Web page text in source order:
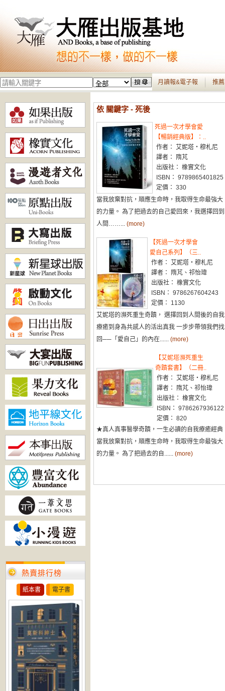
月讀報&電子報 推
熱賣排行榜
紙本書 電子書
依 關鍵字 - 死後
死過一次才學會愛
【暢銷經典版】：..
作者： 艾妮塔・穆札尼
譯者： 隋芃
出版社： 橡實文化
ISBN： 9789865401825
定價： 330
當我放棄對抗，順應生命時，我取得生命最強大
的力量。 為了把過去的自己愛回來，我選擇回到
人間……... (more)
【死過一次才學會
愛自己系列】（三..
作者： 艾妮塔・穆札尼
譯者： 隋芃、祁怡瑋
出版社： 橡實文化
ISBN： 9786267604243
定價： 1130
艾妮塔的瀕死重生奇蹟， 選擇回到人間後的自我
療癒到身為共感人的活出真我 一步步帶領我們找
回──「愛自己」的內在...... (more)
【艾妮塔瀕死重生
奇蹟套書】（二冊..
作者： 艾妮塔・穆札尼
譯者： 隋芃、祁怡瑋
出版社： 橡實文化
ISBN： 9786267936122
定價： 820
★真人真事醫學奇蹟，一生必讀的自我療癒經典
當我放棄對抗，順應生命時，我取得生命最強大
的力量。 為了把過去的自...... (more)